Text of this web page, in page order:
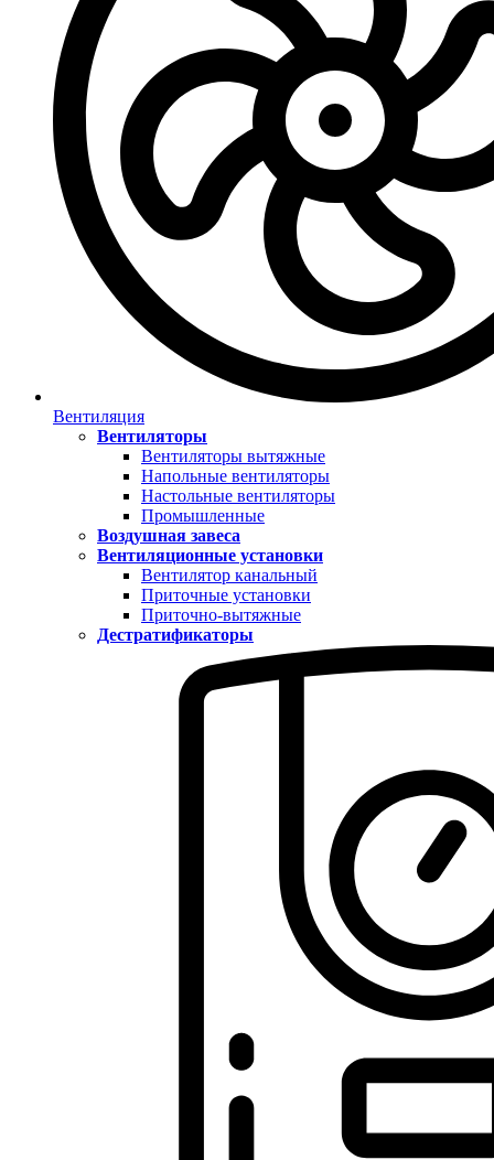
Вентиляция
Вентиляторы
Вентиляторы вытяжные
Напольные вентиляторы
Настольные вентиляторы
Промышленные
Воздушная завеса
Вентиляционные установки
Вентилятор канальный
Приточные установки
Приточно-вытяжные
Дестратификаторы